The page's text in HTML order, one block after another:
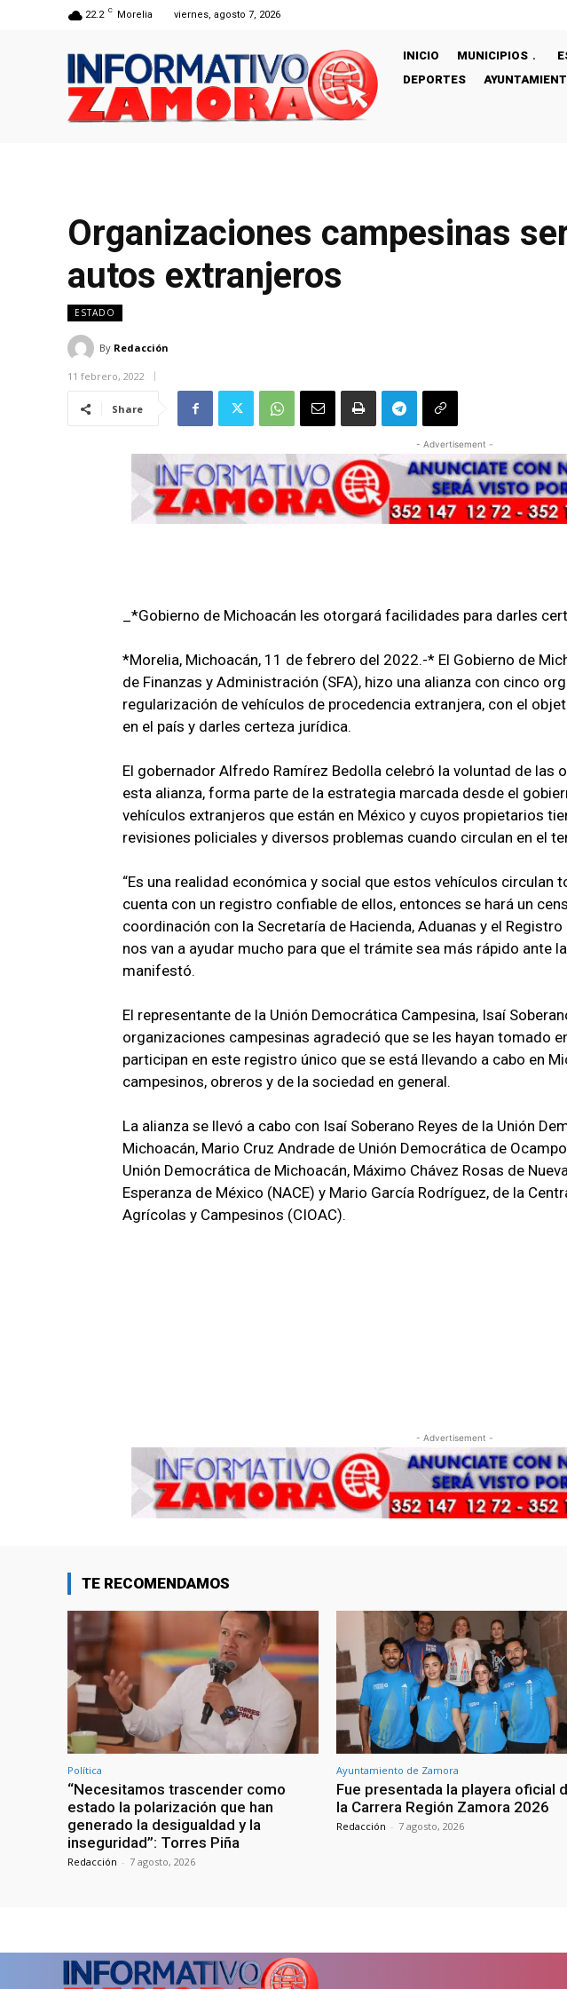
22.2 C Morelia viernes, agosto 7, 2026
INICIO MUNICIPIOS
DEPORTES
Organizaciones campesinas
autos extranjeros
ESTADO
By Redacción
11 febrero, 2022
Share
- Advertisement -
_*Gobierno de Michoacán les otorgará facilidades para darles
*Morelia, Michoacán, 11 de febrero del 2022.-* El Gobierno de
de Finanzas y Administración (SFA), hizo una alianza con cinco
regularización de vehículos de procedencia extranjera, con el
en el país y darles certeza jurídica.
El gobernador Alfredo Ramírez Bedolla celebró la voluntad de las
esta alianza, forma parte de la estrategia marcada desde el
vehículos extranjeros que están en México y cuyos propietarios
revisiones policiales y diversos problemas cuando circulan en el
“Es una realidad económica y social que estos vehículos circulan
cuenta con un registro confiable de ellos, entonces se hará un
coordinación con la Secretaría de Hacienda, Aduanas y el
nos van a ayudar mucho para que el trámite sea más rápido ante
manifestó.
El representante de la Unión Democrática Campesina, Isaí
organizaciones campesinas agradeció que se les hayan tomado
participan en este registro único que se está llevando a cabo en
campesinos, obreros y de la sociedad en general.
La alianza se llevó a cabo con Isaí Soberano Reyes de la Unión
Michoacán, Mario Cruz Andrade de Unión Democrática de
Unión Democrática de Michoacán, Máximo Chávez Rosas de
Esperanza de México (NACE) y Mario García Rodríguez, de la
Agrícolas y Campesinos (CIOAC).
- Advertisement -
TE RECOMENDAMOS
Política
“Necesitamos trascender como
estado la polarización que han
generado la desigualdad y la
inseguridad”: Torres Piña
Redacción - 7 agosto, 2026
Ayuntamiento de Zamora
Fue presentada la playera oficial
la Carrera Región Zamora 2026
Redacción - 7 agosto, 2026